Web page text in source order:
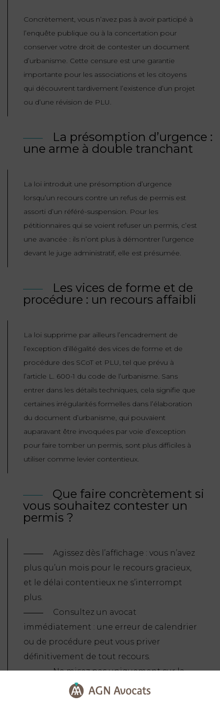
Concrètement, vous n’avez pas à avoir participé à
l’enquête publique ou à la concertation pour
conserver votre droit de contester un document
d’urbanisme. Cette censure est une garantie
importante pour les associations et les citoyens
qui découvrent tardivement l’existence d’un projet
ou d’une révision de PLU.
La présomption d’urgence :
une arme à double tranchant
La loi introduit une présomption d’urgence
lorsqu’un recours contre un refus de permis est
assorti d’un référé-suspension. Pour les
pétitionnaires qui se voient refuser un permis, c’est
une avancée : ils n’ont plus à démontrer l’urgence
devant le juge administratif, elle est présumée.
Les vices de forme et de
procédure : un recours affaibli
La loi supprime par ailleurs l’encadrement de
l’exception d’illégalité des vices de forme et de
procédure des SCoT et PLU, tel que prévu à
l’article L. 600-1 du code de l’urbanisme. Sans
entrer dans les détails techniques, cela signifie que
certaines irrégularités formelles dans l’élaboration
du document d’urbanisme, qui pouvaient
auparavant être invoquées par voie d’exception
pour faire tomber un permis, sont plus difficiles à
utiliser comme levier contentieux.
Que faire concrètement si
vous souhaitez contester un
permis ?
Agissez dès l’affichage : vous n’avez
plus qu’un mois pour le recours gracieux,
et le délai contentieux ne s’interrompt
plus.
Consultez un avocat
immédiatement : une erreur de calendrier
ou de procédure peut vous priver
définitivement de tout recours.
Ne misez pas uniquement sur la
négociation amiable : sans saisine
parallèle du tribunal, vous prenez le